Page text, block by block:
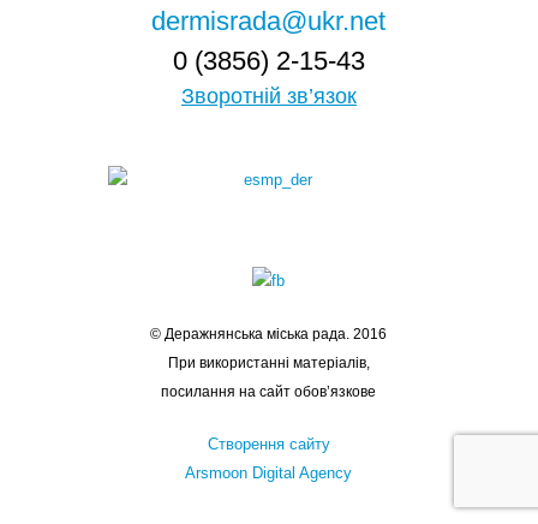
dermisrada@ukr.net
0 (3856) 2-15-43
Зворотній зв’язок
© Деражнянська міська рада. 2016
При використанні матеріалів,
посилання на сайт обов’язкове
Створення сайту
Arsmoon Digital Agency